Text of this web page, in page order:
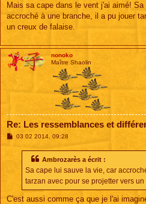
Mais sa cape dans le vent j'ai aimé!
accroché à une branche, il a pu jouer
un creux de falaise.
nonoko
Maître Shaolin
Re: Les ressemblances et
M03 02 2014, 09:28
Ambrozarès a écrit :
Sa cape lui sauve la vie, car
tarzan avec pour se projetter vers un
C'est aussi comme ça que je l'ai